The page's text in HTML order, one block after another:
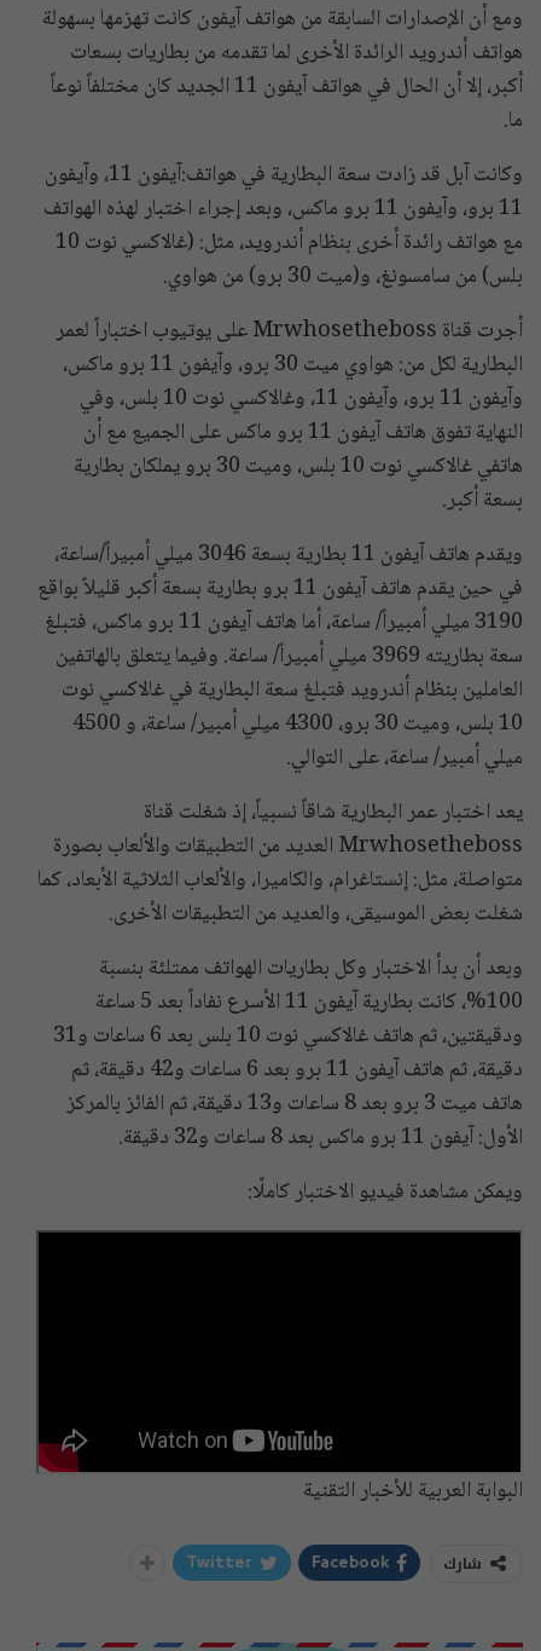
ومع أن الإصدارات السابقة من هواتف آيفون كانت تهزمها بسهولة
هواتف أندرويد الرائدة الأخرى لما تقدمه من بطاريات بسعات
أكبر، إلا أن الحال في هواتف آيفون 11 الجديد كان مختلفاً نوعاً
ما.
وكانت آبل قد زادت سعة البطارية في هواتف:آيفون 11، وآيفون
11 برو، وآيفون 11 برو ماكس، وبعد إجراء اختبار لهذه الهواتف
مع هواتف رائدة أخرى بنظام أندرويد، مثل: (غالاكسي نوت 10
بلس) من سامسونغ، و(ميت 30 برو) من هواوي.
أجرت قناة Mrwhosetheboss على يوتيوب اختباراً لعمر
البطارية لكل من: هواوي ميت 30 برو، وآيفون 11 برو ماكس،
وآيفون 11 برو، وآيفون 11، وغالاكسي نوت 10 بلس، وفي
النهاية تفوق هاتف آيفون 11 برو ماكس على الجميع مع أن
هاتفي غالاكسي نوت 10 بلس، وميت 30 برو يملكان بطارية
بسعة أكبر.
ويقدم هاتف آيفون 11 بطارية بسعة 3046 ميلي أمبيراً/ساعة،
في حين يقدم هاتف آيفون 11 برو بطارية بسعة أكبر قليلاً بواقع
3190 ميلي أمبيراً/ ساعة، أما هاتف آيفون 11 برو ماكس، فتبلغ
سعة بطاريته 3969 ميلي أمبيراً/ ساعة. وفيما يتعلق بالهاتفين
العاملين بنظام أندرويد فتبلغ سعة البطارية في غالاكسي نوت
10 بلس، وميت 30 برو، 4300 ميلي أمبير/ ساعة، و 4500
ميلي أمبير/ ساعة، على التوالي.
يعد اختبار عمر البطارية شاقاً نسبياً، إذ شغلت قناة
Mrwhosetheboss العديد من التطبيقات والألعاب بصورة
متواصلة، مثل: إنستاغرام، والكاميرا، والألعاب الثلاثية الأبعاد، كما
شغلت بعض الموسيقى، والعديد من التطبيقات الأخرى.
وبعد أن بدأ الاختبار وكل بطاريات الهواتف ممتلئة بنسبة
100%، كانت بطارية آيفون 11 الأسرع نفاداً بعد 5 ساعة
ودقيقتين، ثم هاتف غالاكسي نوت 10 بلس بعد 6 ساعات و31
دقيقة، ثم هاتف آيفون 11 برو بعد 6 ساعات و42 دقيقة، ثم
هاتف ميت 3 برو بعد 8 ساعات و13 دقيقة، ثم الفائز بالمركز
الأول: آيفون 11 برو ماكس بعد 8 ساعات و32 دقيقة.
ويمكن مشاهدة فيديو الاختبار كاملًا:
البوابة العربية للأخبار التقنية
شارك Facebook
Twitter